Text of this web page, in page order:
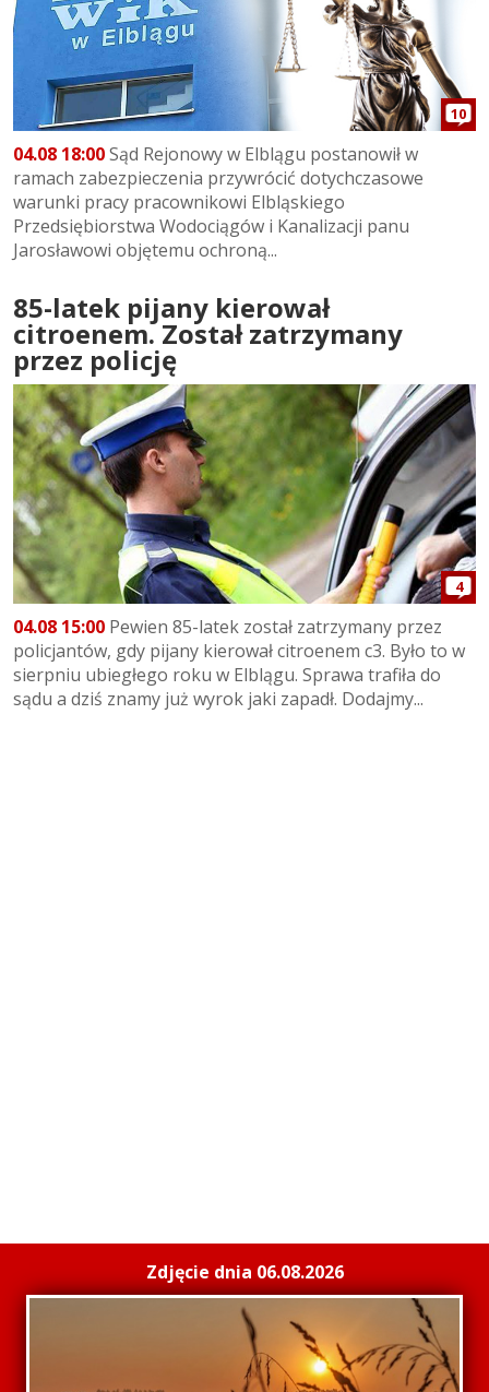
10
04.08 18:00Sąd Rejonowy w Elblągu postanowił w
ramach zabezpieczenia przywrócić dotychczasowe
warunki pracy pracownikowi Elbląskiego
Przedsiębiorstwa Wodociągów i Kanalizacji panu
Jarosławowi objętemu ochroną...
85-latek pijany kierował
citroenem. Został zatrzymany
przez policję
4
04.08 15:00 Pewien 85-latek został zatrzymany przez
policjantów, gdy pijany kierował citroenem c3. Było to w
sierpniu ubiegłego roku w Elblągu. Sprawa trafiła do
sądu a dziś znamy już wyrok jaki zapadł. Dodajmy...
Zdjęcie dnia 06.08.2026